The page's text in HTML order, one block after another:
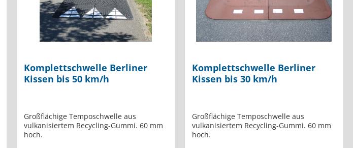
Komplettschwelle Berliner
Kissen bis 50 km/h
Großflächige Temposchwelle aus
vulkanisiertem Recycling-Gummi. 60 mm
hoch.
Komplettschwelle Berliner
Kissen bis 30 km/h
Großflächige Temposchwelle aus
vulkanisiertem Recycling-Gummi. 60 mm
hoch.